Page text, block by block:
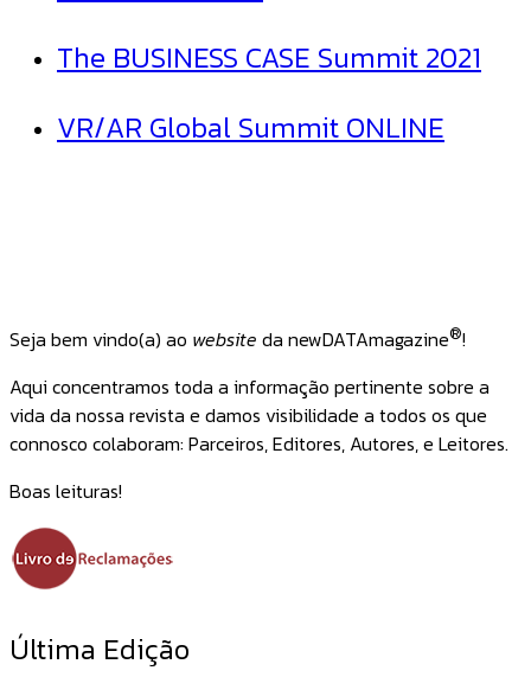
The BUSINESS CASE Summit 2021
VR/AR Global Summit ONLINE
Seja bem vindo(a) ao website da newDATAmagazine®!
Aqui concentramos toda a informação pertinente sobre a
vida da nossa revista e damos visibilidade a todos os que
connosco colaboram: Parceiros, Editores, Autores, e Leitores.
Boas leituras!
Última Edição